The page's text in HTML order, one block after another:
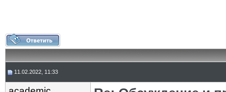
11.02.2022, 11:33